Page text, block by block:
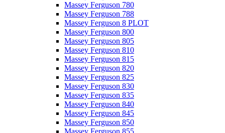
Massey Ferguson 780
Massey Ferguson 788
Massey Ferguson 8 PLOT
Massey Ferguson 800
Massey Ferguson 805
Massey Ferguson 810
Massey Ferguson 815
Massey Ferguson 820
Massey Ferguson 825
Massey Ferguson 830
Massey Ferguson 835
Massey Ferguson 840
Massey Ferguson 845
Massey Ferguson 850
Massey Ferguson 855